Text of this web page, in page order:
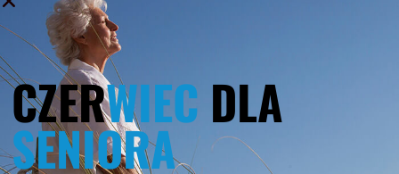
Majówka 2025
12 marca 2025
CZERWIEC DLA
SENIORA